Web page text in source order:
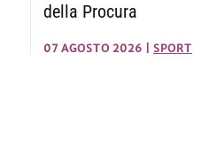
della Procura
07 AGOSTO 2026 SPORT